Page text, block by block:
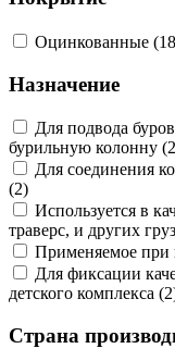
Оцинкованные
Назначение
Для подвода
бурильную колонну
Для соединения
(2)
Используется в
траверс, и других
Применяемое при
Для фиксации
детского комплекса
Страна